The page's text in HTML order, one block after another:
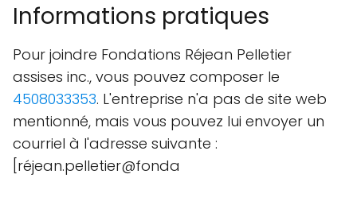
Informations pratiques
Pour joindre Fondations Réjean Pelletier
assises inc., vous pouvez composer le
4508033353. L'entreprise n'a pas de site web
mentionné, mais vous pouvez lui envoyer un
courriel à l'adresse suivante :
[réjean.pelletier@fonda